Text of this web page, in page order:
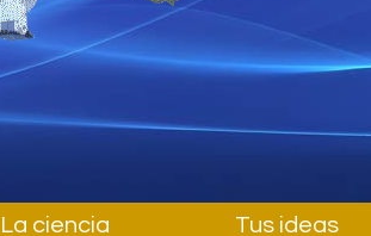
La ciencia
Tus ideas